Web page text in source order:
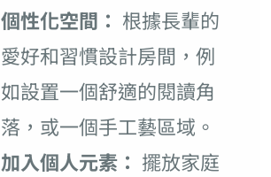
個性化空間： 根據長輩的
愛好和習慣設計房間，例
如設置一個舒適的閱讀角
落，或一個手工藝區域。
加入個人元素： 擺放家庭